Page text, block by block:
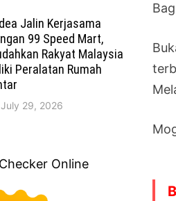
Jalin Kerjasama
99 Speed Mart,
Rakyat Malaysia
Peralatan Rumah
July 29, 2026
Online